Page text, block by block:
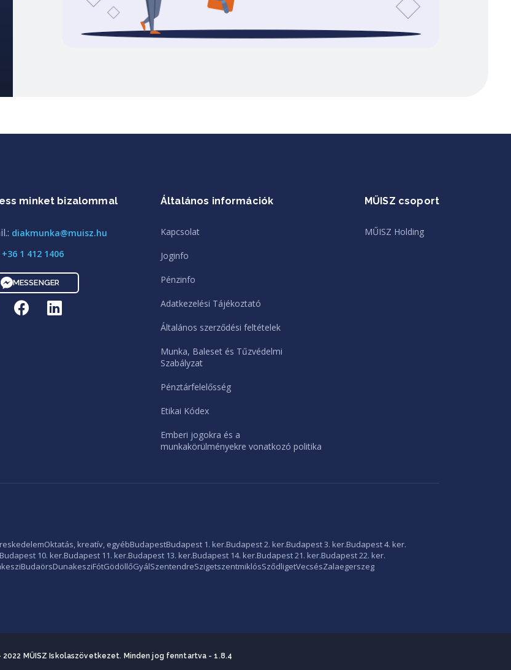
minket bizalommal
diakmunka@muisz.hu
+36 1 412 1406
MESSENGER
Általános információk
Kapcsolat
Joginfo
Pénzinfo
Adatkezelési Tájékoztató
Általános szerződési feltételek
Munka, Baleset és Tűzvédelmi
Szabályzat
Pénztárfelelősség
Etikai Kódex
Emberi jogokra és a
munkakörülményekre vonatkozó politika
MŰISZ csoport
MŰISZ Holding
Oktatás, kreatív, egyébBudapestBudapest 1. ker.Budapest 2. ker.Budapest 3. ker.Budapest 4. ker.
Budapest 10. ker.Budapest 11. ker.Budapest 13. ker.Budapest 14. ker.Budapest 21. ker.Budapest 22. ker.
BudaörsDunakesziFótGödöllőGyálSzentendreSzigetszentmiklósSződligetVecsésZalaegerszeg
MŰISZ Iskolaszövetkezet. Minden jog fenntartva - 1.8.4